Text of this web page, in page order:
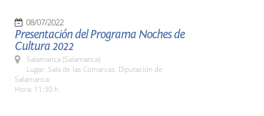
08/07/2022
Presentación del Programa Noches de
Cultura 2022
Salamanca (Salamanca)
Lugar: Sala de las Comarcas. Diputación de
Salamanca.
Hora: 11:30 h.